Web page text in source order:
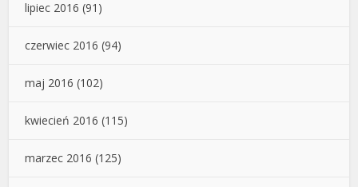
lipiec 2016 (91)
czerwiec 2016 (94)
maj 2016 (102)
kwiecień 2016 (115)
marzec 2016 (125)